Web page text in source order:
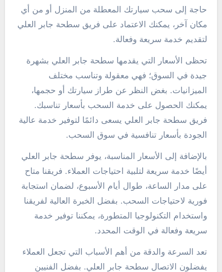
حاجة إلى سحب سيارتك المعطلة من المنزل أو من أي
مكان آخر، يمكنك الاعتماد على فريق سطحة جابر العلي
لتقديم خدمة سريعة وفعالة.
تحظى الأسعار التي يقدمها سطحة جابر العلي بشهرة
جيدة في السوق؛ فهي معقولة وتناسب مختلف
الميزانيات. بغض النظر عن طراز سيارتك أو حجمها،
يمكنك الحصول على خدمة السحب بأسعار تناسبك.
فريق سطحة جابر العلي يسعى دائمًا لتوفير خدمة عالية
الجودة بأسعار تنافسية في سوق السحب.
بالإضافة إلى الأسعار المناسبة، يوفر سطحة جابر العلي
أيضًا خدمة سريعة لتلبية احتياجات العملاء. فريقنا متاح
على مدار الساعة، طوال أيام الأسبوع، لضمان استجابة
فورية لاحتياجات السحب. بفضل الخبرة العالية لفريقنا
واستخدام التكنولوجيا المتطورة، يمكننا توفير خدمة
سريعة وفعالة في الوقت المحدد.
تعد السرعة والدقة من أهم الأسباب التي تجعل العملاء
يفضلون الاتصال سطحة جابر العلي. بفضل الفنيين